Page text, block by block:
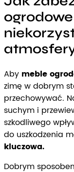
Aby meble
zimę w dobrym
przechowywać.
suchym i
szkodliwego
do uszkodzenia
kluczowa.
Dobrym